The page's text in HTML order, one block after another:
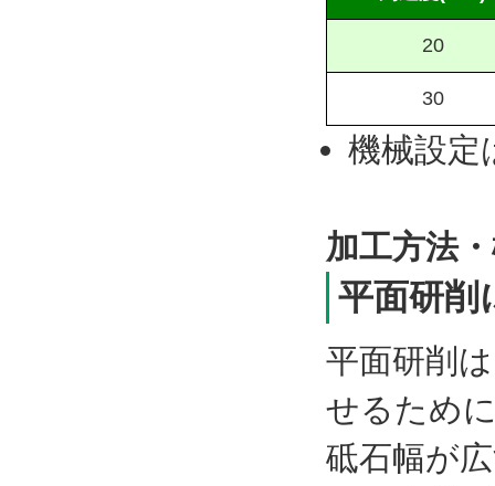
20
30
機械設定
加工方法
平面研削
平面研削
せるため
砥石幅が